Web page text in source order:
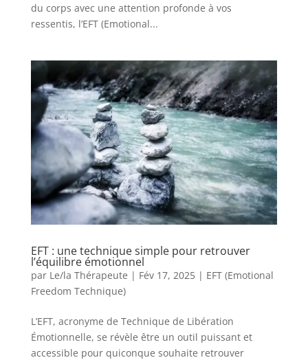
du corps avec une attention profonde à vos
ressentis, l’EFT (Emotional...
EFT : une technique simple pour retrouver
l’équilibre émotionnel
par Le/la Thérapeute | Fév 17, 2025| EFT (Emotional
Freedom Technique)
L’EFT, acronyme de Technique de Libération
Émotionnelle, se révèle être un outil puissant et
accessible pour quiconque souhaite retrouver